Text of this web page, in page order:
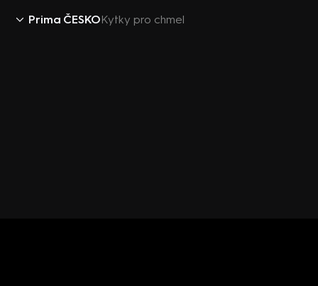
Prima ČESKOKytky pro chmel